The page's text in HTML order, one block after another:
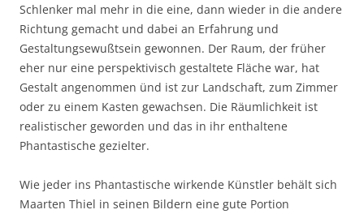
Schlenker mal mehr in die eine, dann wieder in die andere
Richtung gemacht und dabei an Erfahrung und
Gestaltungsewußtsein gewonnen. Der Raum, der früher
eher nur eine perspektivisch gestaltete Fläche war, hat
Gestalt angenommen ünd ist zur Landschaft, zum Zimmer
oder zu einem Kasten gewachsen. Die Räumlichkeit ist
realistischer geworden und das in ihr enthaltene
Phantastische gezielter.
Wie jeder ins Phantastische wirkende Künstler behält sich
Maarten Thiel in seinen Bildern eine gute Portion